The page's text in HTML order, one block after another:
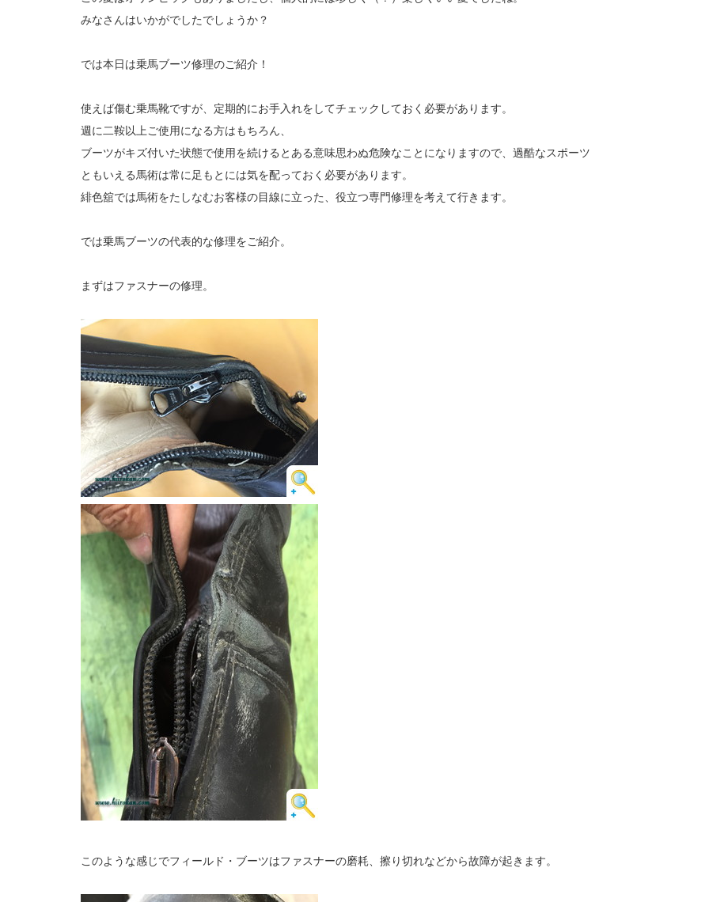
みなさんはいかがでしたでしょうか？
では本日は乗馬ブーツ修理のご紹介！
使えば傷む乗馬靴ですが、定期的にお手入れをしてチェックしておく必要があります。
週に二鞍以上ご使用になる方はもちろん、
ブーツがキズ付いた状態で使用を続けるとある意味思わぬ危険なことになりますので、過酷なスポーツ
ともいえる馬術は常に足もとには気を配っておく必要があります。
緋色舘では馬術をたしなむお客様の目線に立った、役立つ専門修理を考えて行きます。
では乗馬ブーツの代表的な修理をご紹介。
まずはファスナーの修理。
このような感じでフィールド・ブーツはファスナーの磨耗、擦り切れなどから故障が起きます。